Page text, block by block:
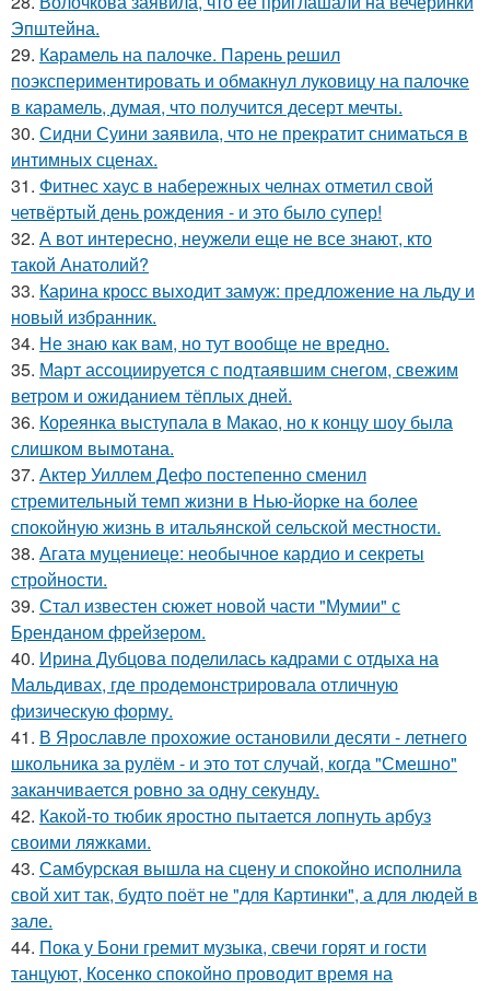
Эпштейна.
29. Карамель на палочке. Парень решил
поэкспериментировать и обмакнул луковицу на палочке
в карамель, думая, что получится десерт мечты.
30. Сидни Суини заявила, что не прекратит сниматься в
интимных сценах.
31. Фитнес хаус в набережных челнах отметил свой
четвёртый день рождения - и это было супер!
32. А вот интересно, неужели еще не все знают, кто
такой Анатолий?
33. Карина кросс выходит замуж: предложение на льду и
новый избранник.
34. Не знаю как вам, но тут вообще не вредно.
35. Март ассоциируется с подтаявшим снегом, свежим
ветром и ожиданием тёплых дней.
36. Кореянка выступала в Макао, но к концу шоу была
слишком вымотана.
37. Актер Уиллем Дефо постепенно сменил
стремительный темп жизни в Нью-йорке на более
спокойную жизнь в итальянской сельской местности.
38. Агата муцениеце: необычное кардио и секреты
стройности.
39. Стал известен сюжет новой части "Мумии" с
Бренданом фрейзером.
40. Ирина Дубцова поделилась кадрами с отдыха на
Мальдивах, где продемонстрировала отличную
физическую форму.
41. В Ярославле прохожие остановили десяти - летнего
школьника за рулём - и это тот случай, когда "Смешно"
заканчивается ровно за одну секунду.
42. Какой-то тюбик яростно пытается лопнуть арбуз
своими ляжками.
43. Самбурская вышла на сцену и спокойно исполнила
свой хит так, будто поёт не "для Картинки", а для людей в
зале.
44. Пока у Бони гремит музыка, свечи горят и гости
танцуют, Косенко спокойно проводит время на